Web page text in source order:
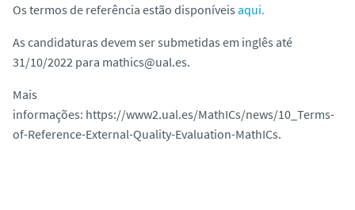
Os termos de referência estão disponíveis aqui.
As candidaturas devem ser submetidas em inglês até
31/10/2022 para mathics@ual.es.
Mais
informações: https://www2.ual.es/MathICs/news/10_Terms-
of-Reference-External-Quality-Evaluation-MathICs.